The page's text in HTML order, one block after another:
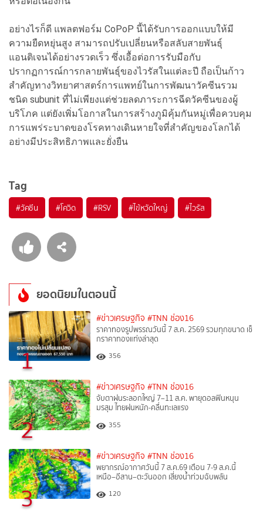
อย่างไรก็ดี แพลตฟอร์ม CoPoP นี้ได้รับการออกแบบให้มี
ความยืดหยุ่นสูง สามารถปรับเปลี่ยนหรือสลับสายพันธุ์
แอนติเจนได้อย่างรวดเร็ว ซึ่งเอื้อต่อการรับมือกับ
ปรากฏการณ์การกลายพันธุ์ของไวรัสในแต่ละปี ถือเป็นก้าว
สำคัญทางวิทยาศาสตร์การแพทย์ในการพัฒนาวัคซีนรวม
ชนิด subunit ที่ไม่เพียงแต่ช่วยลดภาระการฉีดวัคซีนของผู้
บริโภค แต่ยังเพิ่มโอกาสในการสร้างภูมิคุ้มกันหมู่เพื่อควบคุม
การแพร่ระบาดของโรคทางเดินหายใจที่สำคัญของโลกได้
อย่างมีประสิทธิภาพและยั่งยืน
Tag
#วัคซีน #โควิด #RSV #ไข้หวัดใหญ่ #ไวรัส
ยอดนิยมในตอนนี้
1
#ข่าวเศรษฐกิจ #TNN ช่อง16
ราคาทองรูปพรรณวันนี้ 7 ส.ค. 2569 รวมทุกขนาด เช็
กราคาทองแท่งล่าสุด
356
2
#ข่าวเศรษฐกิจ #TNN ช่อง16
จับตาฝนระลอกใหญ่ 7–11 ส.ค. พายุดอลฟินหนุน
มรสุม ไทยฝนหนัก-คลื่นทะเลแรง
355
3
#ข่าวเศรษฐกิจ #TNN ช่อง16
พยากรณ์อากาศวันนี้ 7 ส.ค.69 เตือน 7-9 ส.ค.นี้
เหนือ–อีสาน–ตะวันออก เสี่ยงน้ำท่วมฉับพลัน
120